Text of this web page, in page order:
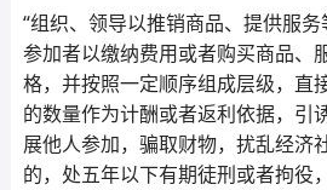
“组织、领导以推销商品、提供服
参加者以缴纳费用或者购买商品、
格，并按照一定顺序组成层级，直
的数量作为计酬或者返利依据，引
展他人参加，骗取财物，扰乱经济
的，处五年以下有期徒刑或者拘役